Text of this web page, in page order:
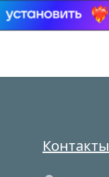
Контакты